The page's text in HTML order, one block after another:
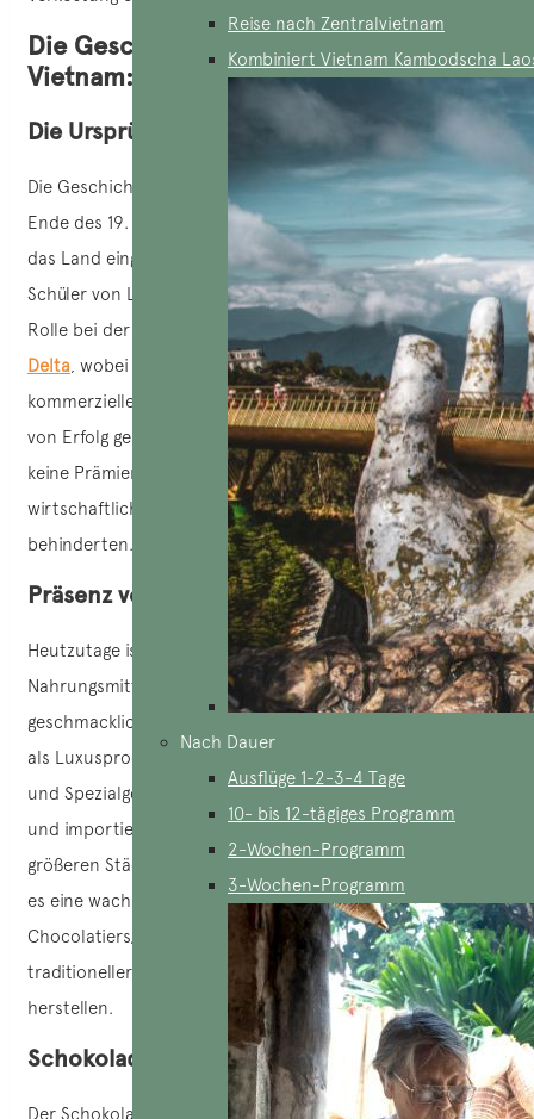
Reise nach Zentralvietnam
Kombiniert Vietnam Kambodscha
Nach Dauer
Ausflüge 1-2-3-4 Tage
10- bis 12-tägiges Programm
2-Wochen-Programm
3-Wochen-Programm
Die Geschichte der Schokolade in
Vietnam: eine Gourmet-Odyssee
Die Ursprünge der Schokolade in Vietnam
Die Geschichte der Schokolade in Vietnam geht auf das
Ende des 19. Jahrhunderts zurück, als der Kakaobaum in
das Land eingeführt wurde. Dr. Alexandre Yersin, ein
Schüler von Louis Pasteur, spielte eine entscheidende
Rolle bei der Anpflanzung von Kakaobäumen imMekong-
Delta , wobei er das günstige Klima der Region nutzte. Die
kommerzielle Nutzung von Kakao war jedoch nicht sofort
von Erfolg gekrönt, was unter anderem daran lag, dass es
keine Prämien für die Erzeuger gab und politische und
wirtschaftliche Konflikte die Entwicklung der Industrie
behinderten.
Präsenz von Schokolade in Vietnam
Heutzutage ist Schokolade in Vietnam zu einem beliebten
Nahrungsmittel geworden, sowohl wegen ihrer
geschmacklichen Qualitäten als auch wegen ihres Status
als Luxusprodukt. Im ganzen Land gibt es Chocolaterien
und Spezialgeschäfte, die eine Vielzahl an einheimischen
und importierten Schokoladensorten anbieten. In
größeren Städten wie
Ho-Chi-Minh-Stadtund
es eine wachsende Zahl handwerklich arbeitender
Chocolatiers, die unter Verwendung lokaler Zutaten und
traditioneller Techniken hochwertige Schokolade
herstellen.
Schokoladenhandel in Vietnam
Der Schokoladenhandel in Vietnam verzeichnet ein